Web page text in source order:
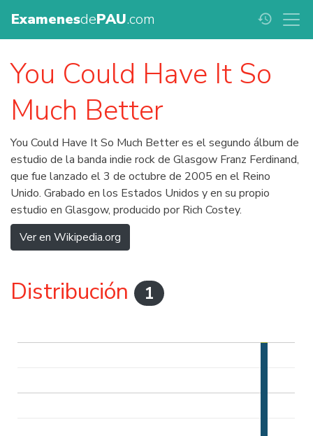
ExamenesdePAU.com history
You Could Have It So
Much Better
You Could Have It So Much Better es el segundo álbum de
estudio de la banda indie rock de Glasgow Franz Ferdinand,
que fue lanzado el 3 de octubre de 2005 en el Reino
Unido. Grabado en los Estados Unidos y en su propio
estudio en Glasgow, producido por Rich Costey.
Ver en Wikipedia.org
Distribución 1